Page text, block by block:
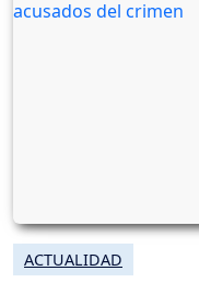
ACTUALIDAD